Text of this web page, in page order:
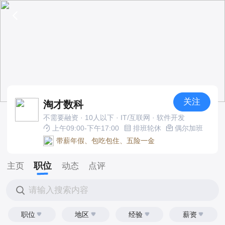
淘才数科 关注
不需要融资 · 10人以下 · IT/互联网 · 软件开发
上午09:00-下午17:00
排班轮休
偶尔加班
带薪年假、包吃包住、五险一金
主页 职位 动态 点评
请输入搜索内容
职位 地区 经验 薪资